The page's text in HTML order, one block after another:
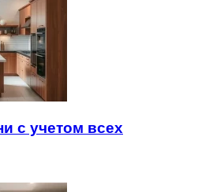
с учетом всех